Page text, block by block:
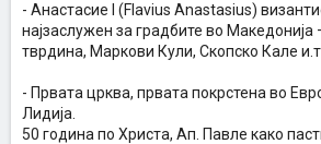
- Анастасие I (Flavius Anastasius)
најзаслужен за градбите во
тврдина, Маркови Кули, Скопско Кале
- Првата црква, првата покрстена во
Лидија.
50 година по Христа, Ап. Павле како